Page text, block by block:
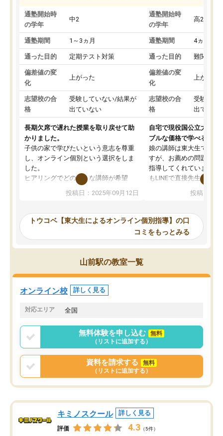
通塾開始時
の学年
中2
通塾期間 1～3ヵ月
通った目的 定期テスト対策
偏差値の変
化
上がった
志望校の合
格
受験していない/結果が
出ていない
長期欠席で遅れた授業を取り戻せて助
かりました。
子供の家で学びたいという意志を尊重
し、オンライン個別という選択をしま
した。
ヒアリングでどのような講師が希望
か、オプションは付帯するかなど選ぶ
事が出来ました。
ーティングを行い、その講師で良いか
見てから講師を決定する事ができま
す。
うちの子は、初回面談の講師の方で決
オンラインツールを使用した単語帳の
共有があり宿題もそちらで出される形
でした。
言う事で講師変更の申し出があり、あ
まりに短期での変更だった為、塾に通
う事にして退会しました。遅れも取り
戻せ、授業内容や講師の方は良かった
と思います。
投稿日：2025年09月12日
通塾開始時
の学年
高2
通塾期間 4ヵ月～1
通った目的 難関私立
偏差値の変
化
上がった
志望校の合
格
受験して
出ていな
自宅で現役国公立大学生
ブルな価格で学べる
娘の講師は東大生では無
すが、お薦めの問題集や
指導してくれています。
もLINEで直接先生に質問
めれるので、個人に合
いなのがあり(有料)、受
ことをどんなスケジュー
くか相談したのですが、
ち期待したものではなく
くなってきたようなので
投稿日：
トウコベ【東大生によるオンライン個別指導】の口
コミをもっとみる
山前駅の教室一覧
オンライン校 詳しく見る
対応エリア 全国
無料体験を申し込む
無料
（リストに追加する）
資料を請求する
無料
（リストに追加する）
キミノスクール 詳しく見る
評価 4.3 （5件）